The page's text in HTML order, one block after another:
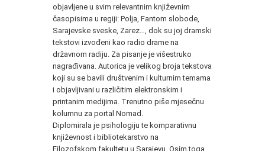
objavljene u svim relevantnim književnim
časopisima u regiji: Polja, Fantom slobode,
Sarajevske sveske, Zarez…, dok su joj dramski
tekstovi izvođeni kao radio drame na
državnom radiju. Za pisanje je višestruko
nagrađivana. Autorica je velikog broja tekstova
koji su se bavili društvenim i kulturnim temama
i objavljivani u različitim elektronskim i
printanim medijima. Trenutno piše mjesečnu
kolumnu za portal Nomad.
Diplomirala je psihologiju te komparativnu
književnost i bibliotekarstvo na
Filozofskom fakultetu u Sarajevu. Osim toga,